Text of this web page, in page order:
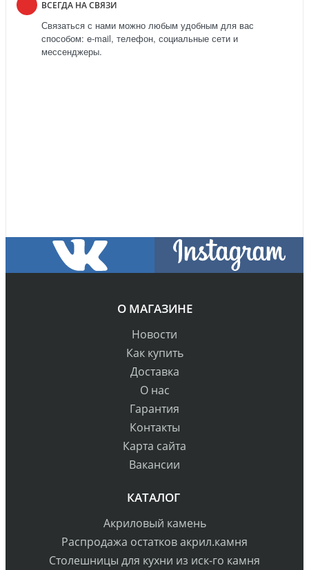
ВСЕГДА НА СВЯЗИ
Связаться с нами можно любым удобным для вас
способом: e-mail, телефон, социальные сети и
мессенджеры.
О МАГАЗИНЕ
Новости
Как купить
Доставка
О нас
Гарантия
Контакты
Карта сайта
Вакансии
КАТАЛОГ
Акриловый камень
Распродажа остатков акрил.камня
Столешницы для кухни из иск-го камня